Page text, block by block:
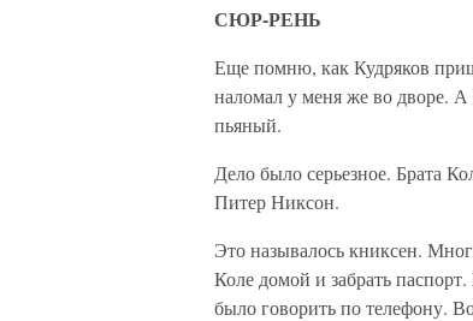
СЮР-РЕНЬ
Еще помню, как Кудряков
наломал у меня же во дворе.
пьяный.
Дело было серьезное. Брата
Питер Никсон.
Это называлось книксен.
Коле домой и забрать
было говорить по телефону.